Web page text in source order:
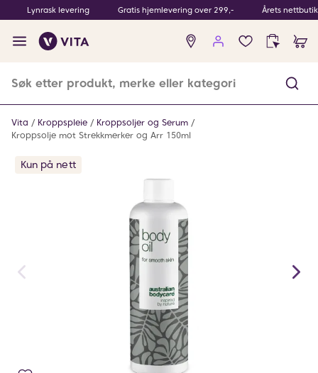
Lynrask levering Gratis hjemlevering over 299,- Årets
Ingen
produkter
Vita Kroppspleie
Kroppsoljer og Serum
Kroppsolje mot Strekkmerker og Arr 150ml
Kun på nett